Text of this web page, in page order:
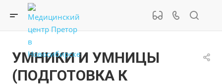
УМНИКИ И УМНИЦЫ
(ПОДГОТОВКА К